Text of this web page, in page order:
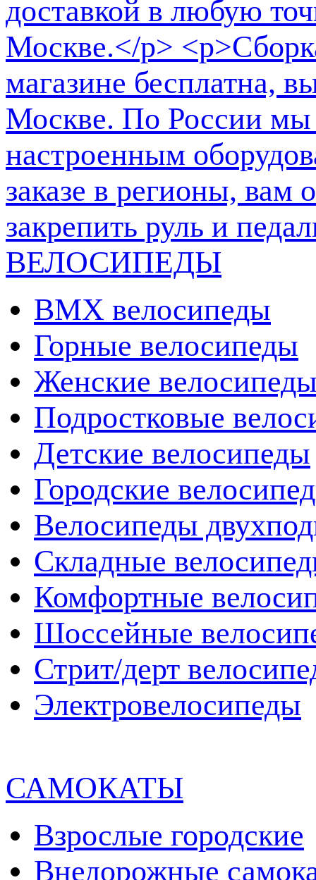
ВЕЛОСИПЕДЫ
BMX велосипеды
Горные велосипеды
Женские
Подростковые
Детские велосипеды
Городские
Велосипеды
Складные
Комфортные
Шоссейные
Стрит/дерт
Электровелосипеды
САМОКАТЫ
Взрослые городские
Внедорожные